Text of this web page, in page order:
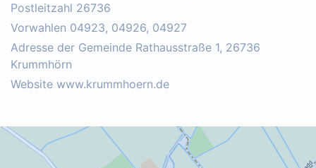
Postleitzahl 26736
Vorwahlen 04923, 04926, 04927
Adresse der Gemeinde Rathausstraße 1, 26736
Krummhörn
Website www.krummhoern.de